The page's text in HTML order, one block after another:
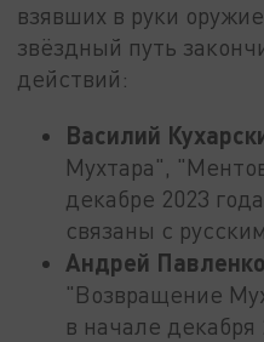
взявших в руки
звёздный путь
действий:
Василий
Мухтара",
декабре 2023
связаны с
Андрей Павленко
"Возвращение
в начале декабря